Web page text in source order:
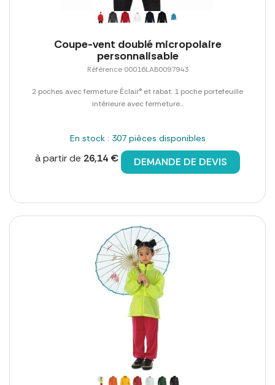
Coupe-vent doublé micropolaire
personnalisable
Référence 00016LAB0097943
2 poches avec fermeture Éclair® et rabat. 1 poche portefeuille
intérieure avec fermeture...
En stock : 307 pièces disponibles
à partir de 26,14 € DEMANDE DE DEVIS